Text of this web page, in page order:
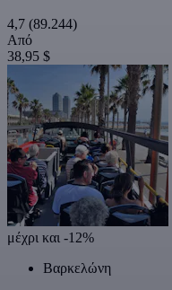
4,7 (89.244)
Από
38,95 $
μέχρι και -12%
Βαρκελώνη